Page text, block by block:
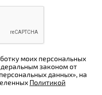
моих персональных
законом от
данных», на
Политикой